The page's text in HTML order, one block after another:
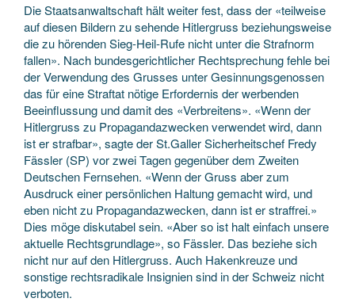
Die Staatsanwaltschaft hält weiter fest, dass der «teilweise
auf diesen Bildern zu sehende Hitlergruss beziehungsweise
die zu hörenden Sieg-Heil-Rufe nicht unter die Strafnorm
fallen». Nach bundesgerichtlicher Rechtsprechung fehle bei
der Verwendung des Grusses unter Gesinnungsgenossen
das für eine Straftat nötige Erfordernis der werbenden
Beeinflussung und damit des «Verbreitens». «Wenn der
Hitlergruss zu Propagandazwecken verwendet wird, dann
ist er strafbar», sagte der St.Galler Sicherheitschef Fredy
Fässler (SP) vor zwei Tagen gegenüber dem Zweiten
Deutschen Fernsehen. «Wenn der Gruss aber zum
Ausdruck einer persönlichen Haltung gemacht wird, und
eben nicht zu Propagandazwecken, dann ist er straffrei.»
Dies möge diskutabel sein. «Aber so ist halt einfach unsere
aktuelle Rechtsgrundlage», so Fässler. Das beziehe sich
nicht nur auf den Hitlergruss. Auch Hakenkreuze und
sonstige rechtsradikale Insignien sind in der Schweiz nicht
verboten.